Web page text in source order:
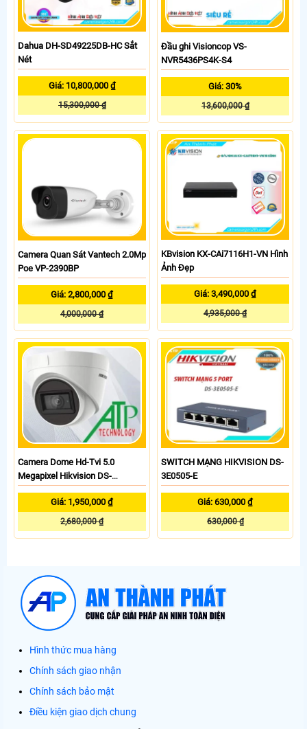
Dahua DH-SD49225DB-HC Sắt
Nét
Giá: 10,800,000 ₫
15,300,000 ₫
Đầu ghi Visioncop VS-
NVR5436PS4K-S4
Giá: 30%
13,600,000 ₫
Camera Quan Sát Vantech 2.0Mp
Poe VP-2390BP
Giá: 2,800,000 ₫
4,000,000 ₫
KBvision KX-CAi7116H1-VN Hình
Ảnh Đẹp
Giá: 3,490,000 ₫
4,935,000 ₫
Camera Dome Hd-Tvi 5.0
Megapixel Hikvision DS-
Giá: 1,950,000 ₫
2,680,000 ₫
SWITCH MẠNG HIKVISION DS-
3E0505-E
Giá: 630,000 ₫
630,000 ₫
Hình thức mua hàng
Chính sách giao nhận
Chính sách bảo mật
Điều kiện giao dịch chung